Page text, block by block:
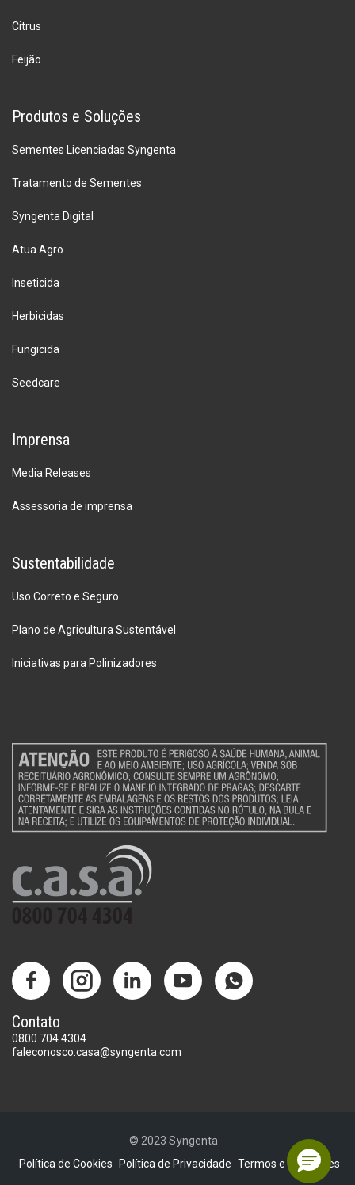
Citrus
Feijão
Produtos e Soluções
Sementes Licenciadas Syngenta
Tratamento de Sementes
Syngenta Digital
Atua Agro
Inseticida
Herbicidas
Fungicida
Seedcare
Imprensa
Media Releases
Assessoria de imprensa
Sustentabilidade
Uso Correto e Seguro
Plano de Agricultura Sustentável
Iniciativas para Polinizadores
Contato
0800 704 4304
faleconosco.casa@syngenta.com
© 2023 Syngenta
Política de Cookies
Política de Privacidade Termos e Condições